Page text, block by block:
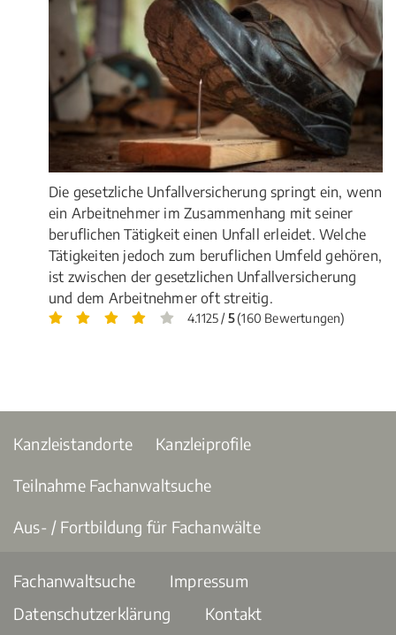
Die gesetzliche Unfallversicherung springt ein, wenn
ein Arbeitnehmer im Zusammenhang mit seiner
beruflichen Tätigkeit einen Unfall erleidet. Welche
Tätigkeiten jedoch zum beruflichen Umfeld gehören,
ist zwischen der gesetzlichen Unfallversicherung
und dem Arbeitnehmer oft streitig.
4.1125 / 5(160 Bewertungen)
Kanzleistandorte Kanzleiprofile
Teilnahme Fachanwaltsuche
Aus- / Fortbildung für Fachanwälte
Fachanwaltsuche
Impressum
Datenschutzerklärung
Kontakt